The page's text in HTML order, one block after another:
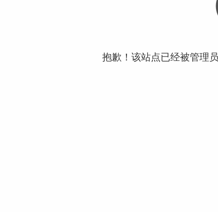
抱歉！该站点已经被管理